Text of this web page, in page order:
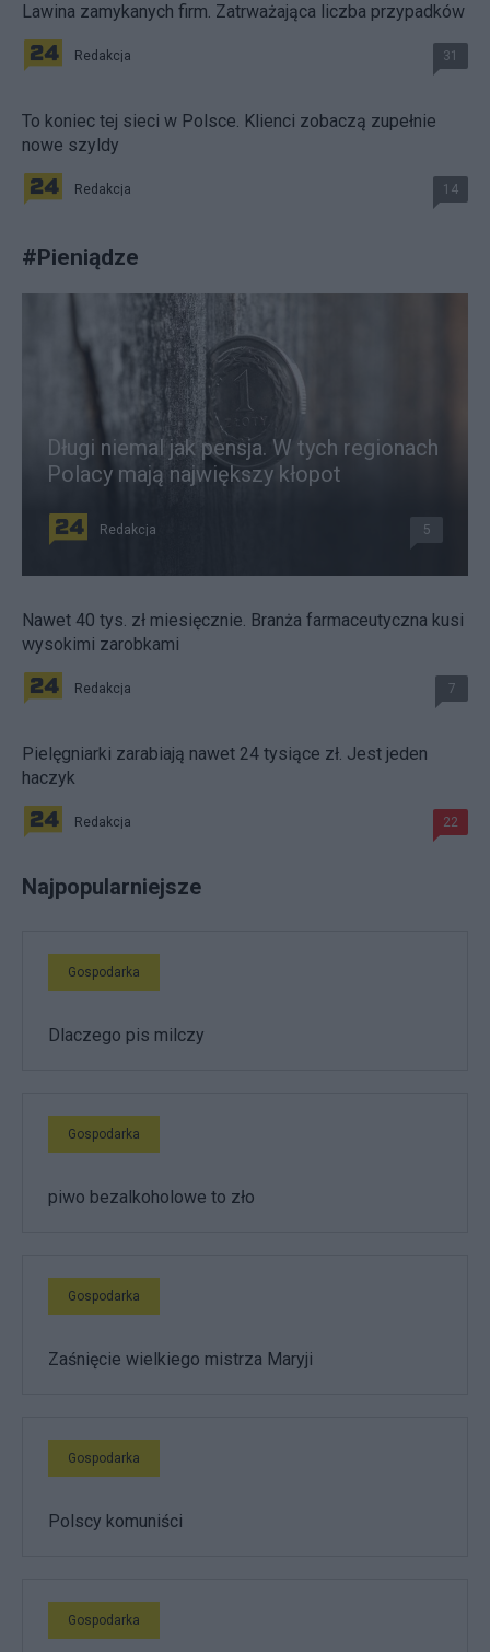
Lawina zamykanych firm. Zatrważająca liczba przypadków
Redakcja 31
To koniec tej sieci w Polsce. Klienci zobaczą zupełnie
nowe szyldy
Redakcja 14
#Pieniądze
Długi niemal jak pensja. W tych regionach
Polacy mają największy kłopot
Redakcja 5
Nawet 40 tys. zł miesięcznie. Branża farmaceutyczna kusi
wysokimi zarobkami
Redakcja 7
Pielęgniarki zarabiają nawet 24 tysiące zł. Jest jeden
haczyk
Redakcja 22
Najpopularniejsze
Gospodarka
Dlaczego pis milczy
Gospodarka
piwo bezalkoholowe to zło
Gospodarka
Zaśnięcie wielkiego mistrza Maryji
Gospodarka
Polscy komuniści
Gospodarka